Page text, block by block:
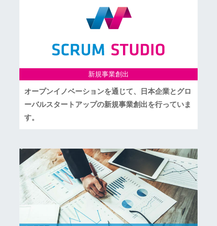
新規事業創出
オープンイノベーションを通じて、日本企業とグロ
ーバルスタートアップの新規事業創出を行っていま
す。